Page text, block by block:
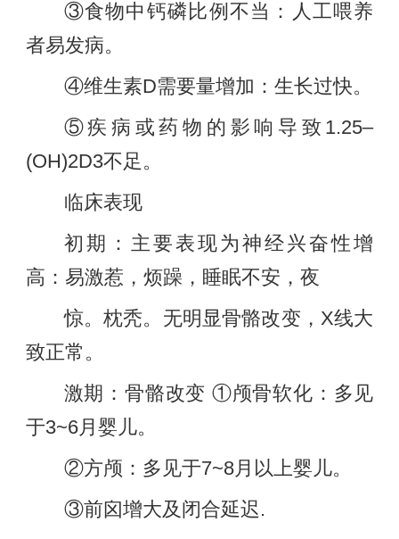
③食物中钙磷比例不当：人工喂养
者易发病。
④维生素D需要量增加：生长过快。
⑤疾病或药物的影响导致1.25–
(OH)2D3不足。
临床表现
初期：主要表现为神经兴奋性增
高：易激惹，烦躁，睡眠不安，夜
惊。枕秃。无明显骨骼改变，X线大
致正常。
激期：骨骼改变 ①颅骨软化：多见
于3~6月婴儿。
②方颅：多见于7~8月以上婴儿。
③前囟增大及闭合延迟.